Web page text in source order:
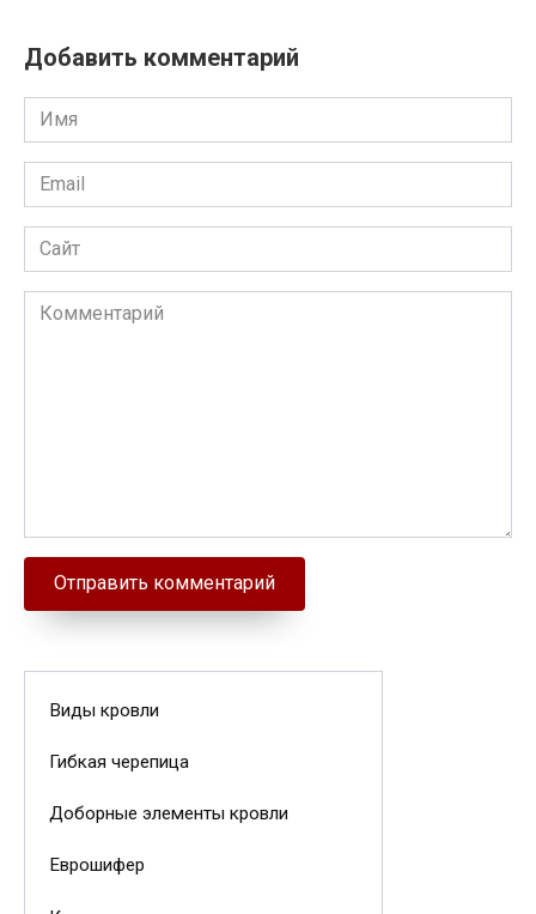
Добавить комментарий
Имя
Email
Сайт
Комментарий
Виды кровли
Гибкая черепица
Доборные элементы кровли
Еврошифер